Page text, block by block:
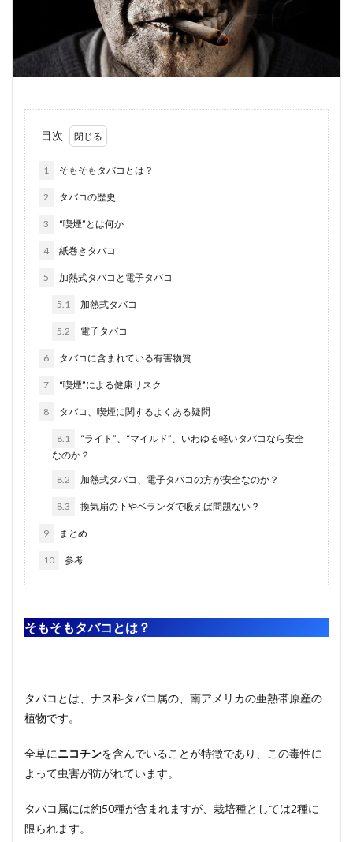
目次
1 そもそもタバコとは？
2 タバコの歴史
3 “喫煙”とは何か
4 紙巻きタバコ
5 加熱式タバコと電子タバコ
5.1 加熱式タバコ
5.2 電子タバコ
6 タバコに含まれている有害物質
7 “喫煙”による健康リスク
8 タバコ、喫煙に関するよくある疑問
8.1
“ライト”、“マイルド”、いわゆる軽いタバコなら安全
なのか？
8.2 加熱式タバコ、電子タバコの方が安全なのか？
8.3 換気扇の下やベランダで吸えば問題ない？
9 まとめ
10 参考
そもそもタバコとは？
タバコとは、ナス科タバコ属の、南アメリカの亜熱帯原産の
植物です。
全草にニコチンを含んでいることが特徴であり、この毒性に
よって虫害が防がれています。
タバコ属には約50種が含まれますが、栽培種としては2種に
限られます。